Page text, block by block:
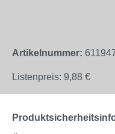
Artikelnummer:
Listenpreis: 9,88 €